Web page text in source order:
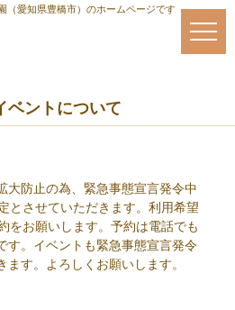
（愛知県豊橋市）のホームページです
ベントについて
大防止の為、緊急事態宣言発令中
とさせていただきます。利用希望
をお願いします。予約は電話でも
す。イベントも緊急事態宣言発令
す。よろしくお願いします。